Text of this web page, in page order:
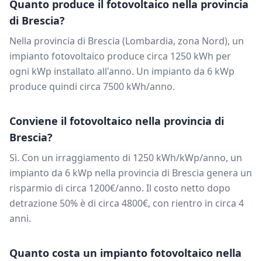
Quanto produce il fotovoltaico nella provincia
di Brescia?
Nella provincia di Brescia (Lombardia, zona Nord), un
impianto fotovoltaico produce circa 1250 kWh per
ogni kWp installato all'anno. Un impianto da 6 kWp
produce quindi circa 7500 kWh/anno.
Conviene il fotovoltaico nella provincia di
Brescia?
Sì. Con un irraggiamento di 1250 kWh/kWp/anno, un
impianto da 6 kWp nella provincia di Brescia genera un
risparmio di circa 1200€/anno. Il costo netto dopo
detrazione 50% è di circa 4800€, con rientro in circa 4
anni.
Quanto costa un impianto fotovoltaico nella